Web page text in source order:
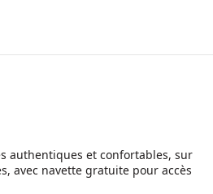
authentiques et confortables, sur
avec navette gratuite pour accès